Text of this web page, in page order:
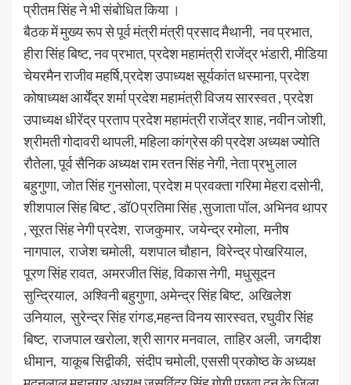
प्रीतम सिंह ने भी संबोधित किया ।
बैठक में मुख्य रूप से पूर्व मंत्री मंत्री प्रसाद मैथानी, नव प्रभात,
हीरा सिंह बिष्ट, नव प्रभात, प्रदेश महामंत्री राजेंद्र भंडारी, मीडिया
चेयरमैन राजीव महर्षि,प्रदेश उपाध्यक्ष सूर्यकांत धस्माना, प्रदेश
कोषाध्यक्ष आर्येंद्र शर्मा प्रदेश महामंत्री विजय सारस्वत , प्रदेश
उपाध्यक्ष धीरेंद्र प्रताप प्रदेश महामंत्री राजेंद्र शाह, नवीन जोशी,
श्रीमती गोदावरी थापली, महिला कांग्रेस की प्रदेश अध्यक्ष ज्योति
रौतेला, पूर्व सैनिक अध्यक्ष राम रतन सिंह नेगी, नेता प्रभु लाल
बहुगुणा, जोत सिंह गुनसोला, प्रदेश म प्रवक्ता गरिमा मेहरा दसोनी,
शीशपाल सिंह बिष्ट , डॉ0 प्रतिमा सिंह ,सुजाता पॉल, अभिनव थापर
, सूरत सिंह नेगी प्रदेश, राजकुमार, जयेन्द्र रमोला, मनीष
नागपाल, राजेश चमोली, यशपाल चौहान, विरेन्द्र पोखरियाल,
पूरण सिंह रावत, अमरजीत सिंह, विकास नेगी, मधुसूदन
सुन्द्रियाल, अश्विनी बहुगुणा, अमेन्द्र सिंह बिष्ट, अखिलेश
उनियाल, सुरेन्द्र सिंह रांगड,महन्त विनय सारस्वत, रघुवीर सिंह
बिष्ट, राजपाल खरोला, श्री सागर मनवाल, ताहिर अली, जगदीश
धीमान, याकूब सिद्वीकी, संदीप चमोली, एससी प्रकोष्ठ के अध्यक्ष